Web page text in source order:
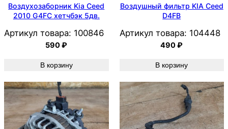
Воздухозаборник Kia Ceed
2010 G4FC хетчбэк 5дв.
Артикул товара: 100846
590₽
В корзину
Воздушный фильтр KIA Ceed
D4FB
Артикул товара: 104448
490₽
В корзину